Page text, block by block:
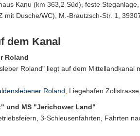
Kanu (km 363,2 Süd), feste
mit Dusche/WC), M.-Brautzsch-Str. 1,
dem Kanal
Roland
Roland" liegt auf dem Mittellandkanal
Roland , Liegehafen
und MS "Jerichower Land"
3-Schleusenfahrten, Fahrten